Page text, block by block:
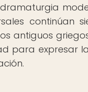
continúan
antiguos
para expresar